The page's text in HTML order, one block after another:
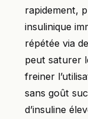
rapidement,
insulinique
répétée via
peut saturer
freiner
sans goût
d’insuline